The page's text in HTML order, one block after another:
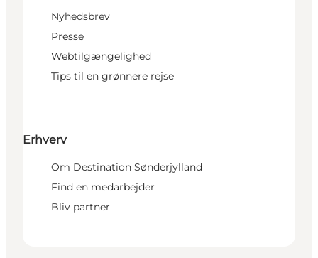
Nyhedsbrev
Presse
Webtilgængelighed
Tips til en grønnere rejse
Erhverv
Om Destination Sønderjylland
Find en medarbejder
Bliv partner